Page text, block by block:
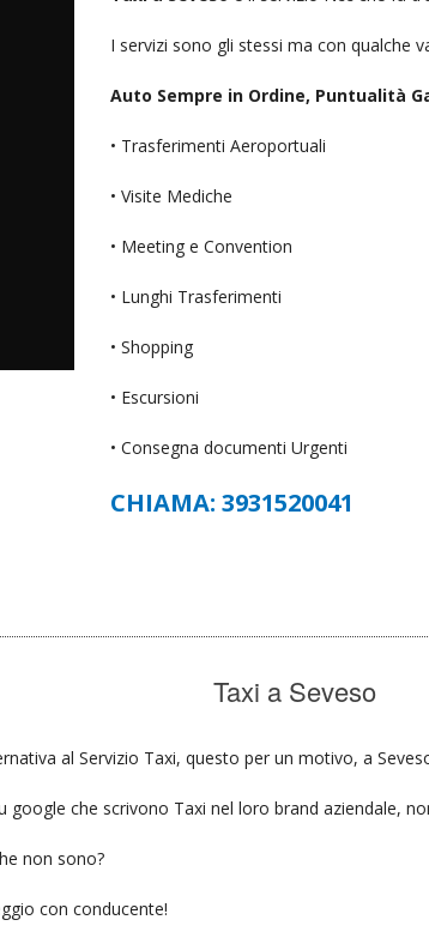
I servizi sono gli stessi ma con qualche
Auto Sempre in Ordine, Puntualità
• Trasferimenti Aeroportuali
• Visite Mediche
• Meeting e Convention
• Lunghi Trasferimenti
• Shopping
• Escursioni
• Consegna documenti Urgenti
CHIAMA: 3931520041
Taxi a Seveso
al Servizio Taxi, questo per un motivo, a
che scrivono Taxi nel loro brand aziendale,
non sono?
con conducente!